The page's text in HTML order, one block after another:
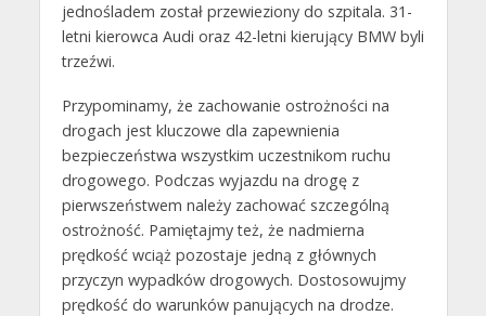
jednośladem został przewieziony do szpitala. 31-
letni kierowca Audi oraz 42-letni kierujący BMW byli
trzeźwi.
Przypominamy, że zachowanie ostrożności na
drogach jest kluczowe dla zapewnienia
bezpieczeństwa wszystkim uczestnikom ruchu
drogowego. Podczas wyjazdu na drogę z
pierwszeństwem należy zachować szczególną
ostrożność. Pamiętajmy też, że nadmierna
prędkość wciąż pozostaje jedną z głównych
przyczyn wypadków drogowych. Dostosowujmy
prędkość do warunków panujących na drodze.